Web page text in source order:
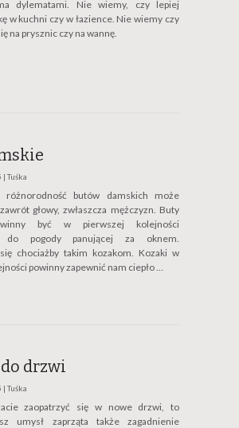
dylematami. Nie wiemy, czy lepiej
w kuchni czy w łazience. Nie wiemy czy
na prysznic czy na wannę.
|Tuśka
różnorodność butów damskich może
głowy, zwłaszcza mężczyzn. Buty
być w pierwszej kolejności
do pogody panującej za oknem.
chociażby takim kozakom. Kozaki w
powinny zapewnić nam ciepło …
drzwi
|Tuśka
zaopatrzyć się w nowe drzwi, to
umysł zaprząta także zagadnienie